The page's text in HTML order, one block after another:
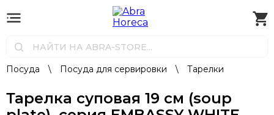
Посуда \ Посуда для сервировки \ Тарелки
Тарелка суповая 19 см (soup